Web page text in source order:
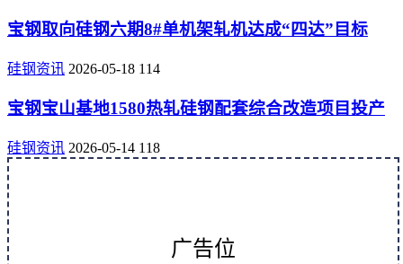
宝钢取向硅钢六期8#单机架轧机达成“四达”目标
硅钢资讯 2026-05-18 114
宝钢宝山基地1580热轧硅钢配套综合改造项目投产
硅钢资讯 2026-05-14 118
广告位